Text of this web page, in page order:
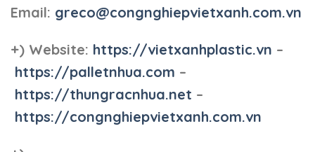
Email: greco@congnghiepvietxanh.com.vn
+) Website: https://vietxanhplastic.vn –
https://palletnhua.com –
https://thungracnhua.net –
https://congnghiepvietxanh.com.vn